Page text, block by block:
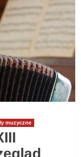
muzyczne